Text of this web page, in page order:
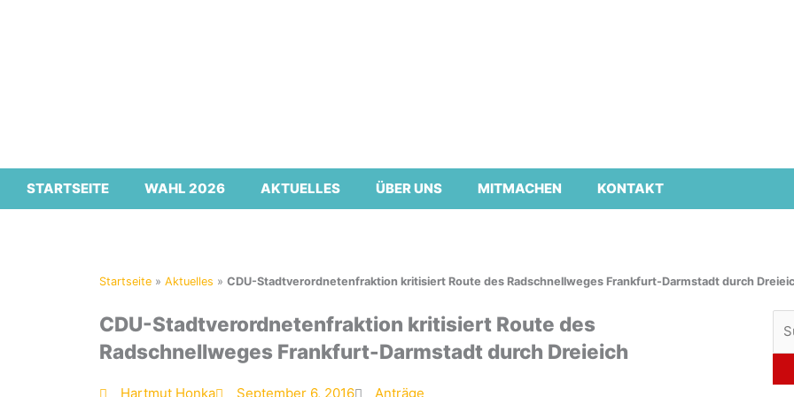
STARTSEITE WAHL 2026 AKTUELLES ÜBER UNS MITMACHEN KONTAKT
Startseite » Aktuelles » CDU-Stadtverordnetenfraktion kritisiert Route des Radschnellweges Frankfurt-Darmstadt durch
CDU-Stadtverordnetenfraktion kritisiert Route des
Radschnellweges Frankfurt-Darmstadt durch Dreieich
Hartmut Honka September 6, 2016 Anträge